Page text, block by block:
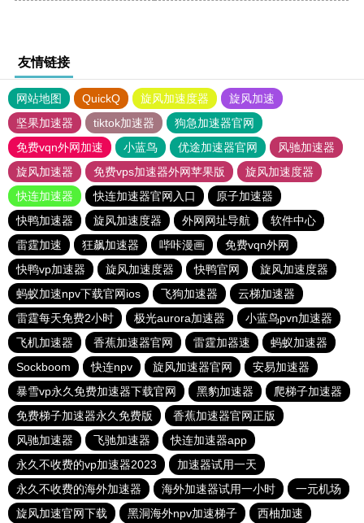
友情链接
网站地图 QuickQ 旋风加速度器
旋风加速
坚果加速器
tiktok加速器
狗急加速器官网
免费vqn外网加速
小蓝鸟 优途加速器官网
风驰加速器
旋风加速器
免费vps加速器外网苹果版
旋风加速度器
快连加速器
快连加速器官网入口
原子加速器
快鸭加速器
旋风加速度器 外网网址导航
软件中心
雷霆加速
狂飙加速器 哔咔漫画
免费vqn外网
快鸭vp加速器
旋风加速度器 快鸭官网
旋风加速度器
蚂蚁加速npv下载官网ios
飞狗加速器
云梯加速器
雷霆每天免费2小时
极光aurora加速器
小蓝鸟pvn加速器
飞机加速器
香蕉加速器官网 雷霆加器速
蚂蚁加速器
Sockboom
快连npv 旋风加速器官网
安易加速器
暴雪vp永久免费加速器下载官网
黑豹加速器
爬梯子加速器
免费梯子加速器永久免费版
香蕉加速器官网正版
风驰加速器
飞驰加速器
快连加速器app
永久不收费的vp加速器2023
加速器试用一天
永久不收费的海外加速器
海外加速器试用一小时
一元机场
旋风加速官网下载
黑洞海外npv加速梯子 西柚加速